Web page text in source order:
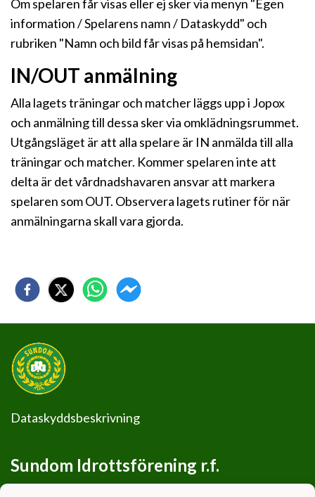
Om spelaren får visas eller ej sker via menyn "Egen
information / Spelarens namn / Dataskydd" och
rubriken "Namn och bild får visas på hemsidan".
IN/OUT anmälning
Alla lagets träningar och matcher läggs upp i Jopox
och anmälning till dessa sker via omklädningsrummet.
Utgångsläget är att alla spelare är IN anmälda till alla
träningar och matcher. Kommer spelaren inte att
delta är det vårdnadshavaren ansvar att markera
spelaren som OUT. Observera lagets rutiner för när
anmälningarna skall vara gjorda.
Dataskyddsbeskrivning
Sundom Idrottsförening r.f.
0460065-2